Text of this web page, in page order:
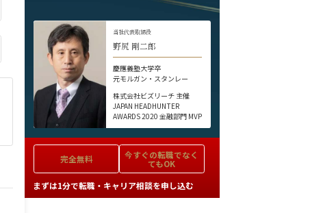
当社代表取締役
野尻 剛二郎
慶應義塾大学卒
元モルガン・スタンレー
株式会社ビズリーチ 主催
JAPAN HEADHUNTER
AWARDS 2020 金融部門 MVP
完全無料 今すぐの転職でなく
てもOK
まずは1分で転職・キャリア相談を申し込む